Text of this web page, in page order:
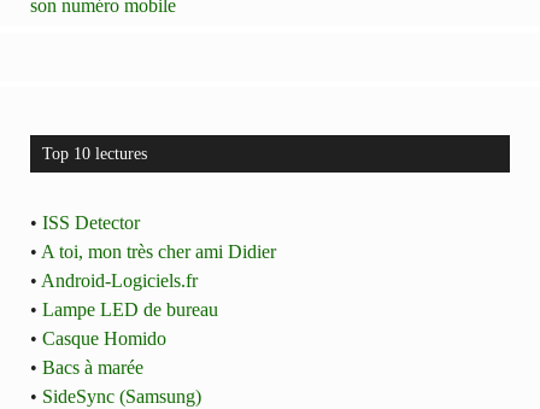
son numéro mobile
Top 10 lectures
• ISS Detector
• A toi, mon très cher ami Didier
• Android-Logiciels.fr
• Lampe LED de bureau
• Casque Homido
• Bacs à marée
• SideSync (Samsung)